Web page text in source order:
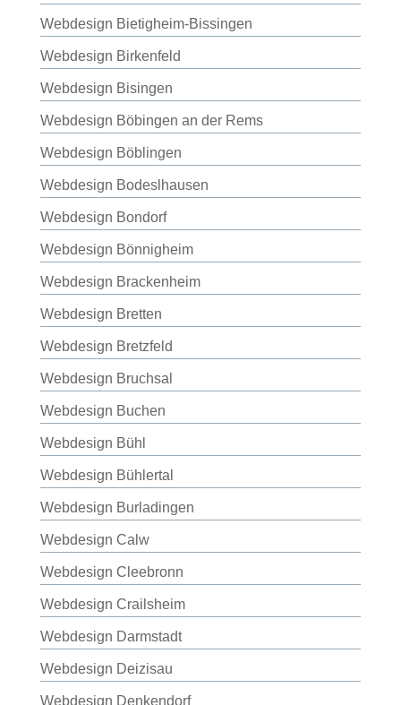
Webdesign Bietigheim-Bissingen
Webdesign Birkenfeld
Webdesign Bisingen
Webdesign Böbingen an der Rems
Webdesign Böblingen
Webdesign Bodeslhausen
Webdesign Bondorf
Webdesign Bönnigheim
Webdesign Brackenheim
Webdesign Bretten
Webdesign Bretzfeld
Webdesign Bruchsal
Webdesign Buchen
Webdesign Bühl
Webdesign Bühlertal
Webdesign Burladingen
Webdesign Calw
Webdesign Cleebronn
Webdesign Crailsheim
Webdesign Darmstadt
Webdesign Deizisau
Webdesign Denkendorf